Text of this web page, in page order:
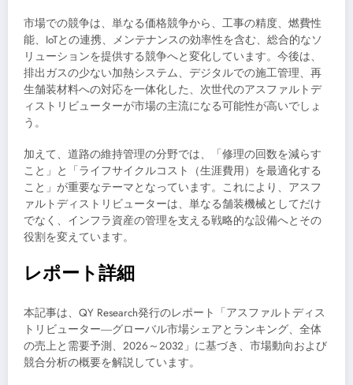
市場での競争は、単なる価格競争から、工事の精度、燃費性
能、IoTとの連携、メンテナンスの効率性を含む、総合的なソ
リューションを提供する競争へと変化しています。今後は、
排出ガスの少ない加熱システム、デジタルでの施工管理、再
生舗装材料への対応を一体化した、次世代のアスファルトデ
ィストリビューターが市場の主流になる可能性が高いでしょ
う。
加えて、道路の維持管理の分野では、「修理の回数を減らす
こと」と「ライフサイクルコスト（生涯費用）を最適化する
こと」が重要なテーマとなっています。これにより、アスフ
ァルトディストリビューターは、単なる舗装機械としてだけ
でなく、インフラ資産の管理を支える戦略的な設備へとその
役割を変えています。
レポート詳細
本記事は、QY Research発行のレポート「アスファルトディス
トリビューター―グローバル市場シェアとランキング、全体
の売上と需要予測、2026～2032」に基づき、市場動向および
競合分析の概要を解説しています。